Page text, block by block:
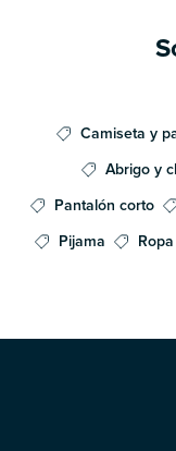
Camiseta y
Abrigo y
Pantalón corto
Pijama